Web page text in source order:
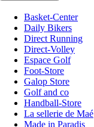
Basket-Center
Daily Bikers
Direct Running
Direct-Volley
Espace Golf
Foot-Store
Galop Store
Golf and co
Handball-Store
La sellerie de Maé
Made in Paradis